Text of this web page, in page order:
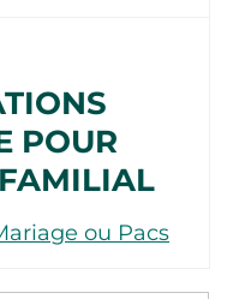
POUR
ou Pacs